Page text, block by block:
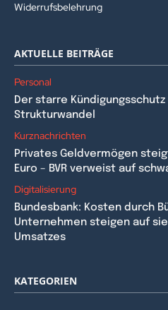
Widerrufsbelehrung
AKTUELLE BEITRÄGE
Personal
Der starre
Strukturwandel
Kurznachrichten
Privates Geldvermögen
Euro – BVR verweist auf
Digitalisierung
Bundesbank: Kosten durch
Unternehmen steigen auf
Umsatzes
KATEGORIEN